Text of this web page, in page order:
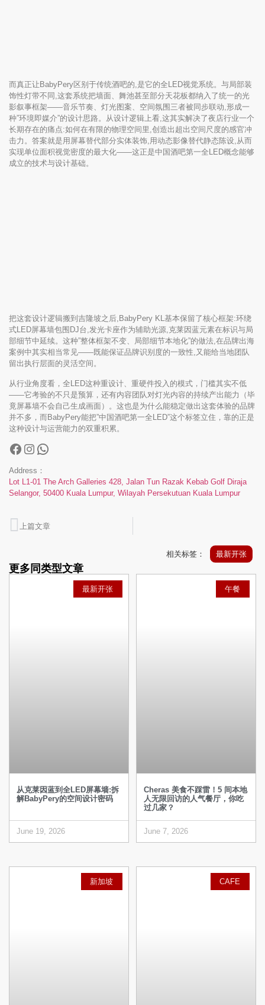
而真正让BabyPery区别于传统酒吧的,是它的全LED视觉系统。与局部装
饰性灯带不同,这套系统把墙面、舞池甚至部分天花板都纳入了统一的光
影叙事框架——音乐节奏、灯光图案、空间氛围三者被同步联动,形成一
种”环境即媒介”的设计思路。从设计逻辑上看,这其实解决了夜店行业一个
长期存在的痛点:如何在有限的物理空间里,创造出超出空间尺度的感官冲
击力。答案就是用屏幕替代部分实体装饰,用动态影像替代静态陈设,从而
实现单位面积视觉密度的最大化——这正是中国酒吧第一全LED概念能够
成立的技术与设计基础。
把这套设计逻辑搬到吉隆坡之后,BabyPery KL基本保留了核心框架:环绕
式LED屏幕墙包围DJ台,发光卡座作为辅助光源,克莱因蓝元素在标识与局
部细节中延续。这种”整体框架不变、局部细节本地化”的做法,在品牌出海
案例中其实相当常见——既能保证品牌识别度的一致性,又能给当地团队
留出执行层面的灵活空间。
从行业角度看，全LED这种重设计、重硬件投入的模式，门槛其实不低
——它考验的不只是预算，还有内容团队对灯光内容的持续产出能力（毕
竟屏幕墙不会自己生成画面）。这也是为什么能稳定做出这套体验的品牌
并不多，而BabyPery能把”中国酒吧第一全LED”这个标签立住，靠的正是
这种设计与运营能力的双重积累。
Address：
Lot L1-01 The Arch Galleries 428, Jalan Tun Razak Kebab Golf Diraja
Selangor, 50400 Kuala Lumpur, Wilayah Persekutuan Kuala Lumpur
上篇文章
最新开张
从克莱因蓝到全LED屏幕墙:拆
解BabyPery的空间设计密码
June 19, 2026
午餐
Cheras 美食不踩雷！5 间本地
人无限回访的人气餐厅，你吃
过几家？
June 7, 2026
新加坡 CAFE
相关标签： 最新开张
更多同类型文章